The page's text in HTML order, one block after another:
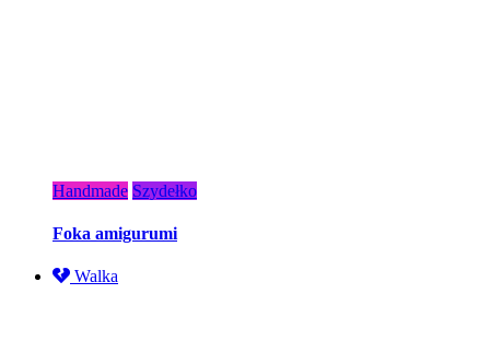
Handmade Szydełko
Foka amigurumi
Walka